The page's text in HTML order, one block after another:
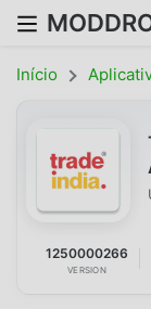
Início
1250000266
VERSION